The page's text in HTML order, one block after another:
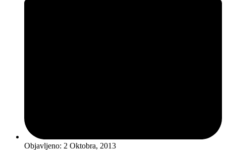
Objavljeno: 2 Oktobra, 2013